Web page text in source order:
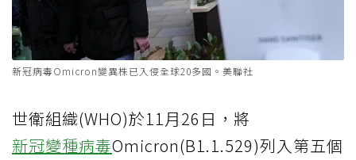
新冠病毒Omicron變異株已入侵全球20多國。美聯社
世衛組織(WHO)於11月26日，將
新冠變種病毒Omicron(B1.1.529)列入第五個